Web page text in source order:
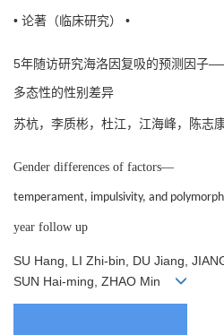
• 论著（临床研究） •
5年随访研究海洛因复吸的预测因子
多态性的性别差异
苏杭，李质彬，杜江，江海峰，陈志
Gender differences of factors—
temperament, impulsivity, and
year follow up
SU Hang, LI Zhi-bin, DU Jiang,
SUN Hai-ming, ZHAO Min